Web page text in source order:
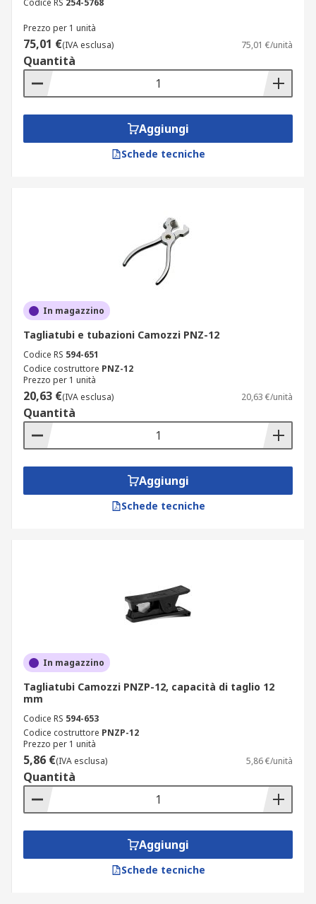
Codice RS 254-5768
Prezzo per 1 unità
75,01 €(IVA esclusa) 75,01 €/unità
Quantità
Aggiungi
Schede tecniche
In magazzino
Tagliatubi e tubazioni Camozzi PNZ-12
Codice RS 594-651
Codice costruttore PNZ-12
Prezzo per 1 unità
20,63 €(IVA esclusa) 20,63 €/unità
Quantità
Aggiungi
Schede tecniche
In magazzino
Tagliatubi Camozzi PNZP-12, capacità di taglio 12
mm
Codice RS 594-653
Codice costruttore PNZP-12
Prezzo per 1 unità
5,86 €(IVA esclusa) 5,86 €/unità
Quantità
Aggiungi
Schede tecniche